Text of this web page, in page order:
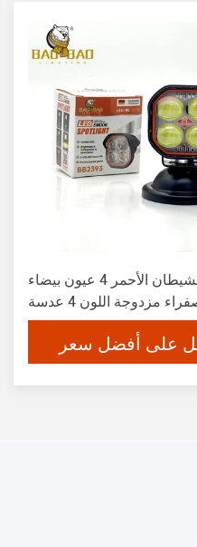
عيون الشيطان الأحمر 4 عيون بيضاء
صفراء مزدوجة اللون 4 عدسة
مصابيح القيادة المصغرة
النارية مصباح الأمام مصابيح
الضباب للدراجات
على أفضل سعر